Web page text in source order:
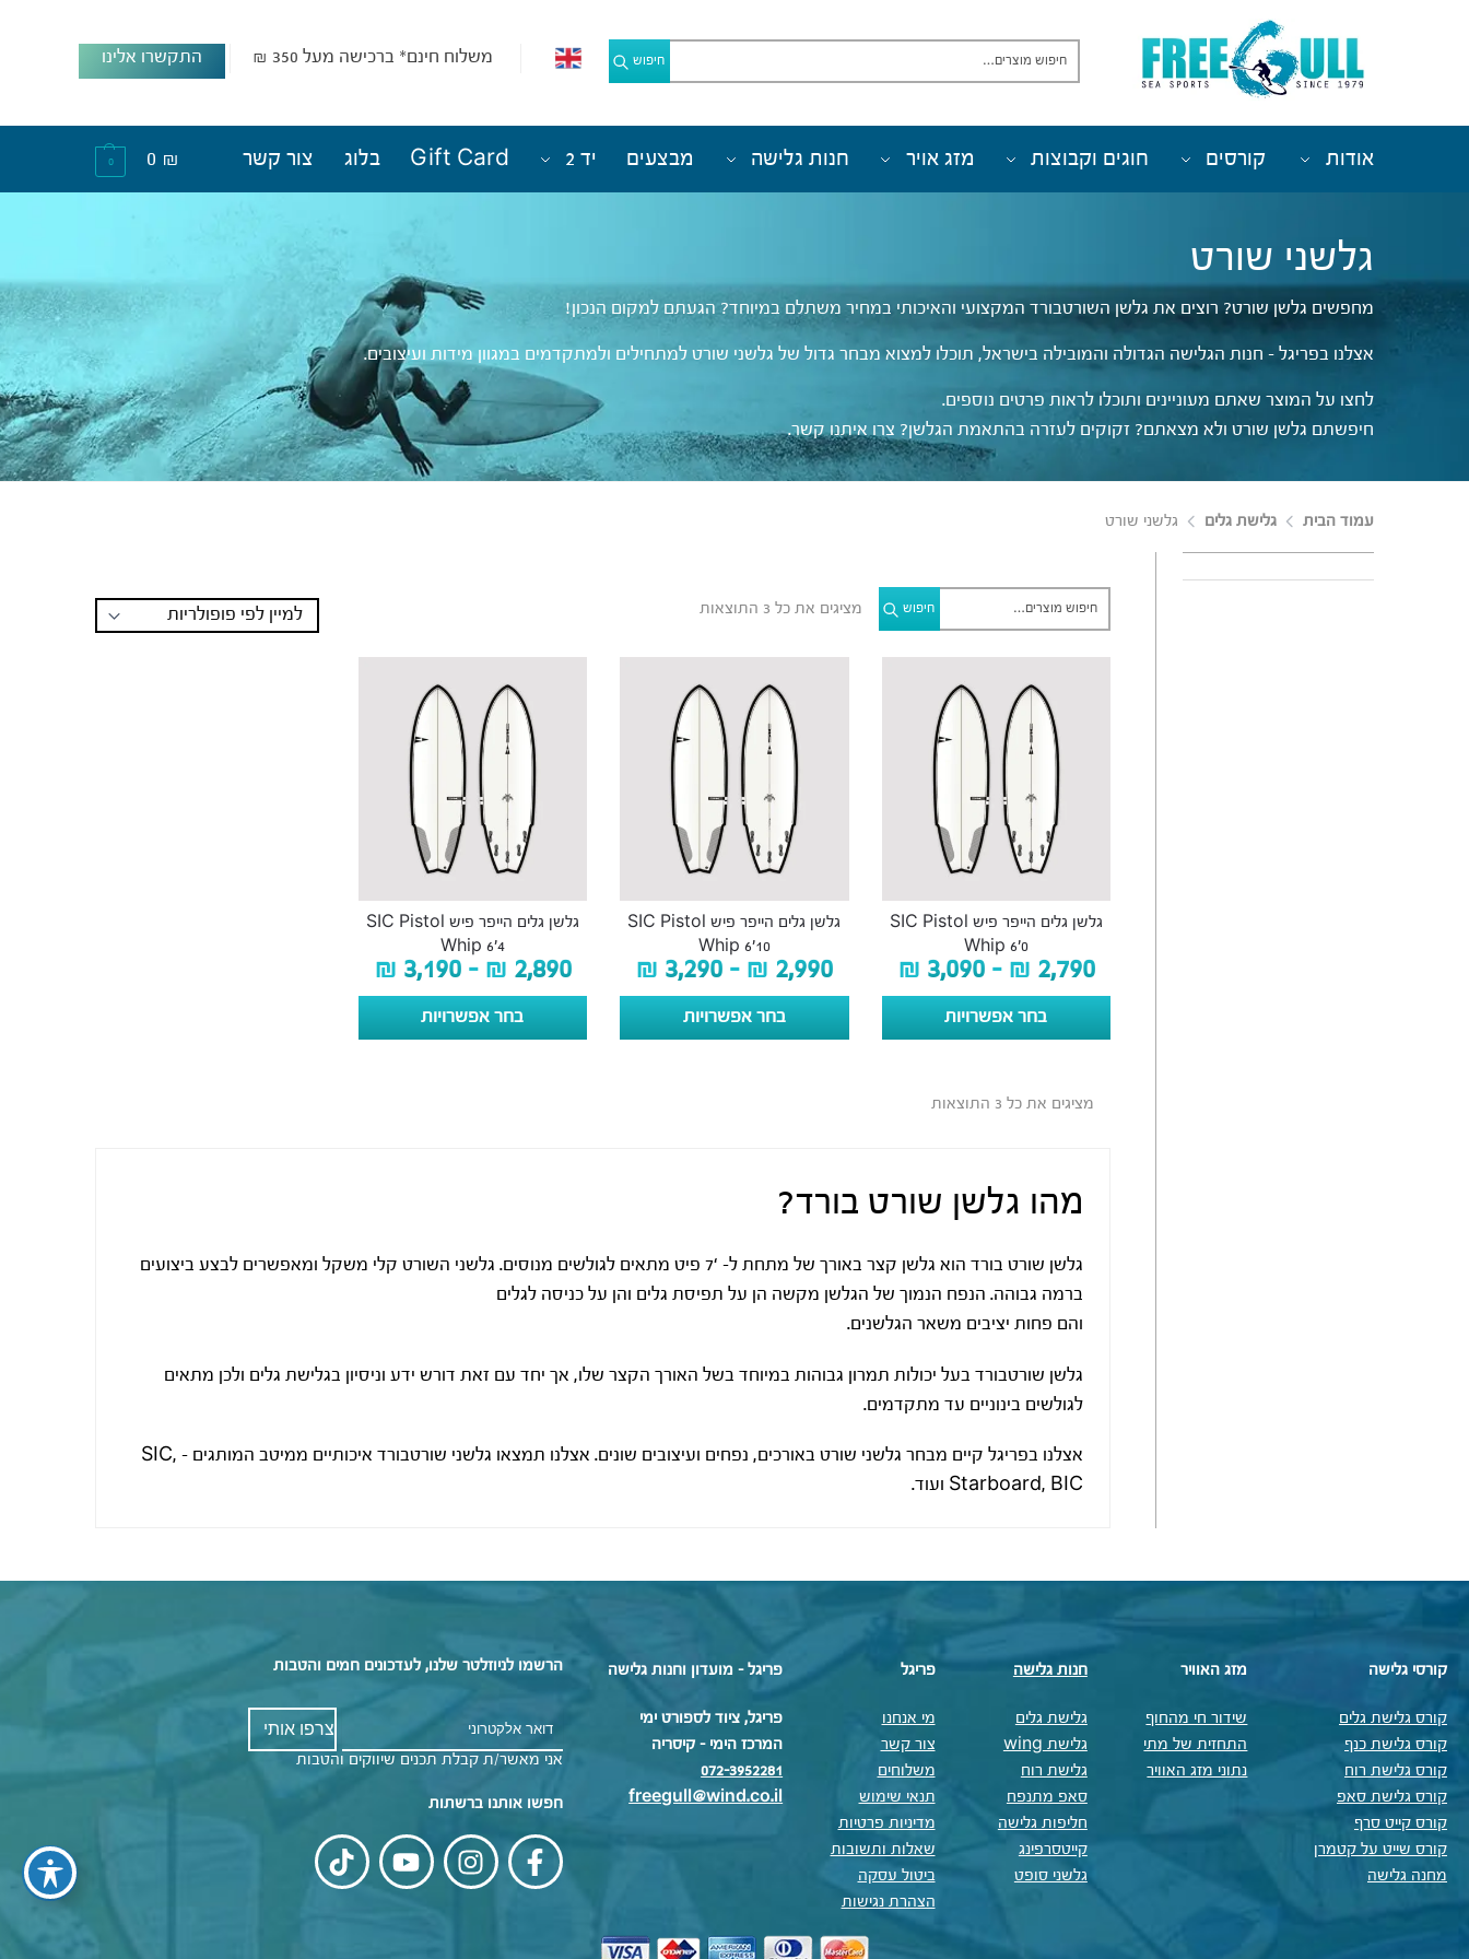
חיפוש משלוח חינם* ברכישה מעל 350 ₪ התקשרו אלינו
אודות קורסים חוגים וקבוצות מזג אויר חנות גלישה מבצעים יד 2 Gift Card בלוג צור קשר ₪
0
גלשני שורט
מחפשים גלשן שורט? רוצים את גלשן השורטבורד המקצועי והאיכותי במחיר משתלם במיוחד? הגעתם למקום הנכון!
אצלנו בפריגל – חנות הגלישה הגדולה והמובילה בישראל, תוכלו למצוא מבחר גדול של גלשני שורט למתחילים ולמתקדמים במגוון מידות ועיצובים.
לחצו על המוצר שאתם מעוניינים ותוכלו לראות פרטים נוספים.
חיפשתם גלשן שורט ולא מצאתם? זקוקים לעזרה בהתאמת הגלשן? צרו איתנו קשר.
עמוד הבית גלישת גלים גלשני שורט
חיפוש מציגים את כל ⁦3⁩ התוצאות
גלשן גלים הייפר פיש SIC Pistol
Whip 6’0
₪ 2,790
–
₪ 3,090
בחר אפשרויות
גלשן גלים הייפר פיש SIC Pistol
Whip 6’10
₪ 2,990
–
₪ 3,290
בחר אפשרויות
גלשן גלים הייפר פיש SIC Pistol
Whip 6’4
₪ 2,890
–
₪ 3,190
בחר אפשרויות
מציגים את כל ⁦3⁩ התוצאות
מהו גלשן שורט בורד?
גלשן שורט בורד הוא גלשן קצר באורך של מתחת ל- ‘7 פיט מתאים לגולשים מנוסים. גלשני השורט קלי משקל ומאפשרים לבצע ביצועים
ברמה גבוהה. הנפח הנמוך של הגלשן מקשה הן על תפיסת גלים והן על כניסה לגלים
והם פחות יציבים משאר הגלשנים.
גלשן שורטבורד בעל יכולות תמרון גבוהות במיוחד בשל האורך הקצר שלו, אך יחד עם זאת דורש ידע וניסיון בגלישת גלים ולכן מתאים
לגולשים בינוניים עד מתקדמים.
אצלנו בפריגל קיים מבחר גלשני שורט באורכים, נפחים ועיצובים שונים. אצלנו תמצאו גלשני שורטבורד איכותיים ממיטב המותגים – SIC,
Starboard, BIC ועוד.
קורסי גלישה
קורס גלישת גלים
קורס גלישת כנף
קורס גלישת רוח
קורס גלישת סאפ
קורס קייט סרף
קורס שייט על קטמרן
מחנה גלישה
מזג האוויר
שידור חי מהחוף
התחזית של מתי
נתוני מזג האוויר
חנות גלישה
גלישת גלים
גלישת wing
גלישת רוח
סאפ מתנפח
חליפות גלישה
קייטסרפינג
גלשני סופט
פריגל
מי אנחנו
צור קשר
משלוחים
תנאי שימוש
מדיניות פרטיות
שאלות ותשובות
ביטול עסקה
הצהרת נגישות
פריגל - מועדון וחנות גלישה
פריגל, ציוד לספורט ימי
המרכז הימי – קיסריה
072-3952281
freegull@wind.co.il
הרשמו לניוזלטר שלנו, לעדכונים חמים והטבות
אני מאשר/ת קבלת תכנים שיווקים והטבות
חפשו אותנו ברשתות